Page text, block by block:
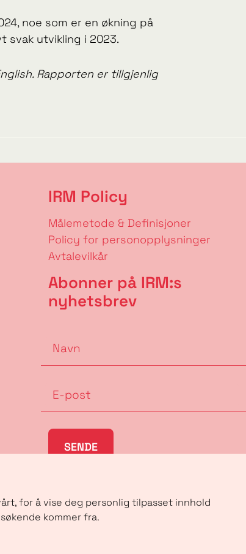
for å vise deg personlig tilpasset innhold
kommer fra.
noe som er en økning på
svak utvikling i 2023.
Rapporten er tillgjenlig
IRM Policy
Målemetode & Definisjoner
Policy for personopplysninger
Avtalevilkår
Abonner på IRM:s
nyhetsbrev
SENDE